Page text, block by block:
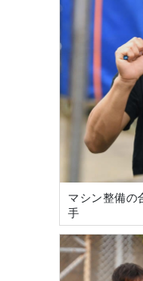
マシン整備の
手